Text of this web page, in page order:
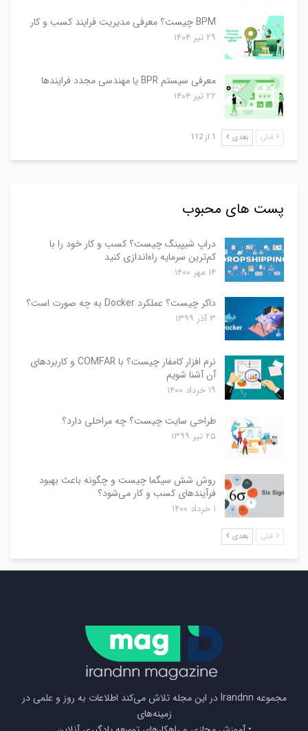
BPM چیست؟ معرفی مدیریت فرایند کسب و کار
۲۹ تیر ۱۴۰۴
معرفی سیستم BPR یا مهندسی مجدد فرایندها
۲۲ تیر ۱۴۰۴
قبلی بعدی 1 از 112
پست های محبوب
دراپ شیپینگ چیست؟ کسب و کار خود را با
کم‌ترین سرمایه راه‌اندازی کنید
۱۴ مهر ۱۴۰۰
داکر چیست؟ عملکرد Docker به چه صورت است؟
۳ آذر ۱۳۹۹
نرم افزار کامفار چیست؟ با COMFAR و کاربردهای
آن آشنا شویم
۱۹ خرداد ۱۴۰۰
طراحی سایت چیست؟ چه مراحلی دارد؟
۲۵ تیر ۱۳۹۹
روش شش سیگما چیست و چگونه باعث بهبود
فرآیندهای کسب و کار می‌شود؟
۱ خرداد ۱۴۰۰
قبلی بعدی
مجموعه Irandnn در این مجله تلاش می‌کند اطلاعات به روز و علمی در
زمینه‌های